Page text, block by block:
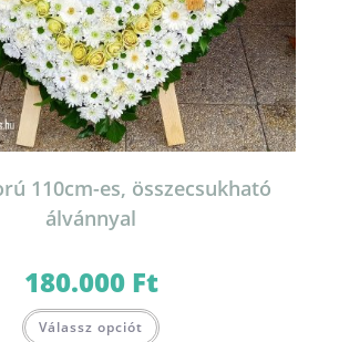
110cm-es, összecsukható
álvánnyal
180.000 Ft
Válassz opciót